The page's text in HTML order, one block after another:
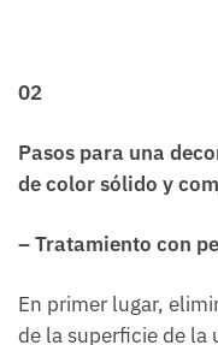
02
Pasos para una
de color sólido y
– Tratamiento con
En primer lugar,
de la superficie de la